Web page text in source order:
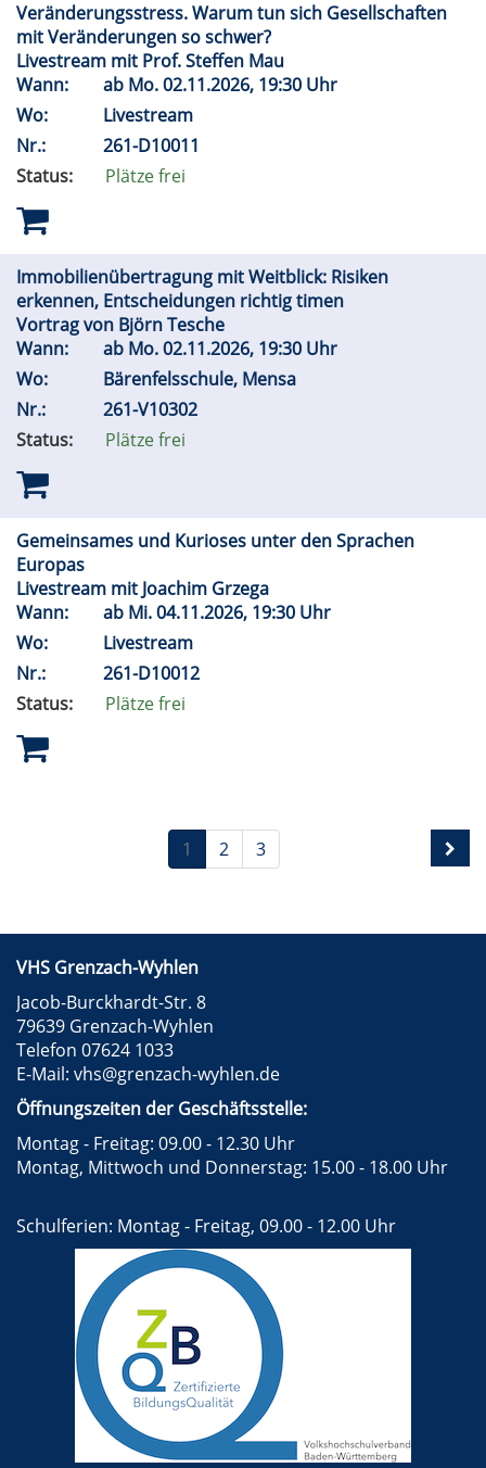
Veränderungsstress. Warum tun sich Gesellschaften
mit Veränderungen so schwer?
Livestream mit Prof. Steffen Mau
Wann:
ab Mo.02.11.2026, 19:30 Uhr
Wo:
Livestream
Nr.:
261-D10011
Status:
Plätze frei
Immobilienübertragung mit Weitblick: Risiken
erkennen, Entscheidungen richtig timen
Vortrag von Björn Tesche
Wann:
ab Mo.02.11.2026, 19:30 Uhr
Wo:
Bärenfelsschule, Mensa
Nr.:
261-V10302
Status:
Plätze frei
Gemeinsames und Kurioses unter den Sprachen
Europas
Livestream mit Joachim Grzega
Wann:
ab Mi.04.11.2026, 19:30 Uhr
Wo:
Livestream
Nr.:
261-D10012
Status:
Plätze frei
1 2 3
VHS Grenzach-Wyhlen
Jacob-Burckhardt-Str. 8
79639 Grenzach-Wyhlen
Telefon 07624 1033
E-Mail: vhs@grenzach-wyhlen.de
Öffnungszeiten der Geschäftsstelle:
Montag - Freitag: 09.00 - 12.30 Uhr
Montag, Mittwoch und Donnerstag: 15.00 - 18.00 Uhr
Schulferien: Montag - Freitag, 09.00 - 12.00 Uhr